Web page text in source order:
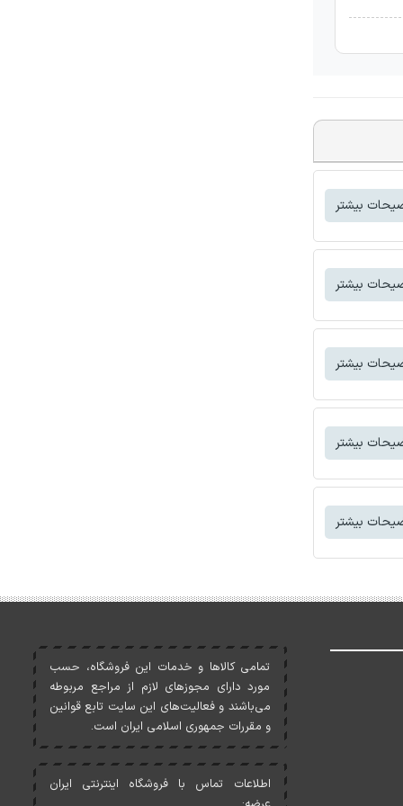
بیشتر
بیشتر
بیشتر
بیشتر
بیشتر
تمامی کالاها و خدمات اين فروشگاه، حسب
مورد دارای مجوزهای لازم از مراجع مربوطه
می‌باشند و فعاليت‌های اين سايت تابع قوانين
و مقررات جمهوری اسلامی ايران است.
اطلاعات تماس با فروشگاه اینترنتی ایران